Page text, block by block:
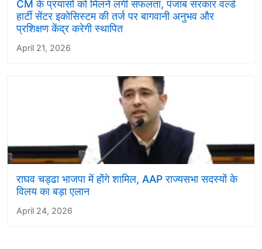
CM के प्रयासों को मिलने लगी सफलता, पंजाब सरकार वर्ल्ड
हार्टी सेंटर इकोसिस्टम की तर्ज पर बागवानी अनुभव और
प्रशिक्षण केंद्र करेगी स्थापित
April 21, 2026
राघव चड्ढा भाजपा में होंगे शामिल, AAP राज्यसभा सदस्यों के
विलय का बड़ा एलान
April 24, 2026